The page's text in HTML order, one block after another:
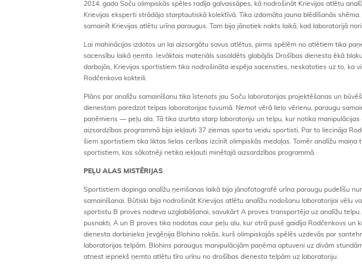
2014. gada Soču olimpiskās spēles radīja galvassāpes, kā nodrošināt Krievijas atlētu
Krievijas eksperti strādāja starptautiskā kolektīvā. Tika izdomāta jauna blēdīšanās
samainīt Krievijas atlētu urīna paraugus. Tam bija jānotiek nakts laikā, kad laboratorijā
Lai mahinācijas izdotos un lai aizsargātu savus atlētus, pirms spēlēm no atlētiem tika
sacensību laikā ņemto. Ievāktais materiāls sasaldēts glabājās Drošības dienesta ēkā
darbojās, Krievijas sportistiem tika nodrošināta iespēja sacensties, neskatoties uz to, ka
Rodčenkova kokteili.
Plāns par analīžu samainīšanu tika īstenots jau Soču laboratorijas projektēšanas un
dienestam paredzot telpas laboratorijas tuvumā. Ņemot vērā lielo vērienu, paraugu
paņēmiens — peļu ala. Tā tika izurbta starp laboratoriju un telpu, kur notika manipulācijas
aizsardzības programmā bija iekļauti 37 ziemas sporta veidu sportisti. Par to liecināja
šiem sportistiem tika liktas lielas cerības izcīnīt olimpiskās medaļas. Tomēr analīžu maiņa
sportistiem, kas sākotnēji netika iekļauti minētajā aizsardzības programmā.
PEĻU ALAS MISTĒRIJAS
Sportistiem dopinga analīžu ņemšanas laikā bija jānofotografē urīna paraugu pudelīšu
samainīšanai. Būtiski bija nodrošināt Krievijas atlētu analīžu nodošanu laboratorijai vēlu
sportistu B proves nodeva uzglabāšanai, savukārt A proves transportēja uz analīžu
pusnakti, A un B proves tika nodotas caur peļu alu, kur otrā pusē gaidīja Rodčenkovs un
dienesta darbinieka Jevģēņija Blohina rokās, kurš olimpiskajās spēlēs uzdevās par
laboratorijas telpām. Blohins paraugus manipulācijām paņēma aptuveni uz divām
atnest iepriekš ņemto atlētu tīro urīnu no drošības dienesta telpām uz laboratoriju.